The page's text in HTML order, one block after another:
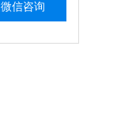
微信咨询